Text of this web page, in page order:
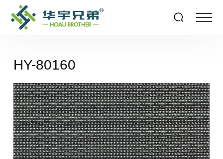
HY-80160